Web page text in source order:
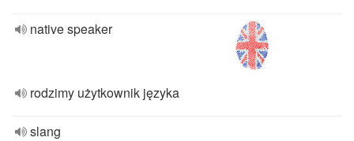
native speaker
rodzimy użytkownik języka
slang